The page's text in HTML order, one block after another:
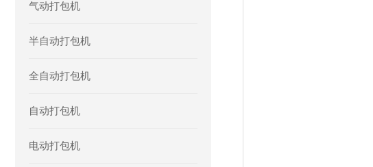
气动打包机
半自动打包机
全自动打包机
自动打包机
电动打包机